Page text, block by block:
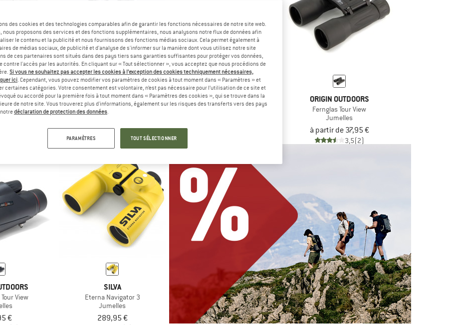
ORIGIN OUTDOORS
Quick View Porro
Jumelles
74,95 €
(0)
ORIGIN OUTDOORS ORIGIN OUTDOORS
Fernglas Tour View
Jumelles
à partir de 37,95 €
3,5(2)
View
€
SILVA
Eterna Navigator 3
Jumelles
289,95 €
des cookies et des technologies comparables afin de garantir les fonctions nécessaires de notre site web.
nous proposons des services et des fonctions supplémentaires, nous analysons notre flux de données afin
le contenu et la publicité et nous fournissons des fonctions médias sociaux. Cela permet également à
de médias sociaux, de publicité et d'analyse de s'informer sur la manière dont vous utilisez notre site
de ces partenaires sont situés dans des pays tiers sans garanties suffisantes pour protéger vos données,
contre l'accès par les autorités. En cliquant sur « Tout sélectionner », vous acceptez que nous procédions de
Si vous ne souhaitez pas accepter les cookies à l’exception des cookies techniquement nécessaires,
ici. Cependant, vous pouvez modifier vos paramètres de cookies à tout moment dans « Paramètres » et
certaines catégories. Votre consentement est volontaire, n’est pas nécessaire pour l’utilisation de ce site et
ou accordé pour la première fois à tout moment dans « Paramètres des cookies », qui se trouve dans la
de notre site. Vous trouverez plus d'informations, également sur les risques des transferts vers des pays
déclaration de protection des données.
PARAMÈTRES TOUT SÉLECTIONNER